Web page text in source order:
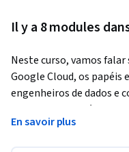
Il y a 8 modules
Neste curso, vamos
Google Cloud, os papéis
engenheiros de dados e
Google Cloud. Além
desafios da engenharia de
En savoir plus